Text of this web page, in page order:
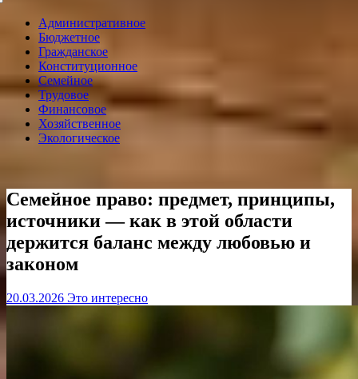
Административное
Бюджетное
Гражданское
Конституционное
Семейное
Трудовое
Финансовое
Хозяйственное
Экологическое
Семейное право: предмет, принципы,
источники — как в этой области
держится баланс между любовью и
законом
20.03.2026 Это интересно